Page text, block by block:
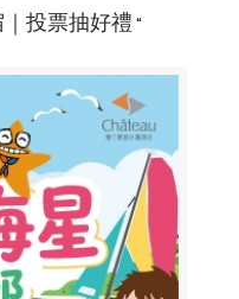
投票抽好禮 “